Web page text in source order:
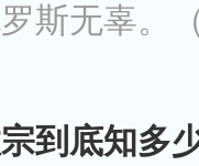
斯无辜。
到底知多